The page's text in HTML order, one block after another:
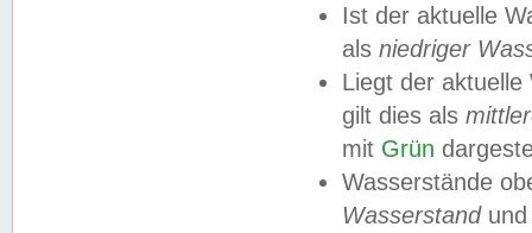
Ist der aktuelle
als niedriger
Liegt der
gilt dies als
mit Grün
Wasserstände
Wasserstandund